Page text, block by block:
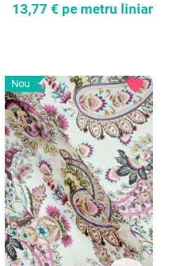
13,77 € pe metru liniar
Nou favorite